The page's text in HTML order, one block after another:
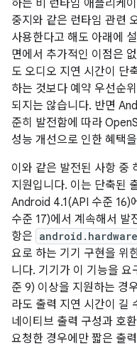
하는 비 런타임 애플리케
중지와 같은 런타임 관련
사용한다고 해도 아래에
면에서 추가적인 이점은
도 오디오 지연 시간이 단
하는 것보다 예약 우선순
되지는 않습니다. 반면
준히 발전함에 따라
성능 개선으로 인한 혜택
이와 같은 발전된 사항 중
지원입니다. 이는 단축된
Android 4.1(API 수준 16)
수준 17)에서 계속해서 발
항은
요로 하는 기기 구현을 위
니다. 기기가 이 기능을
준 9) 이상을 지원하는 경
라도 출력 지연 시간이 길
네이티브 출력 구성과 호
요청한 경우에만 짧은 출